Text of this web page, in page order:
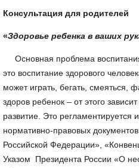
Консультация для родителей
«Здоровье ребенка в ваших
Основная проблема
это воспитание здорового
может играть, бегать, смеяться,
здоров ребенок – от этого
развитие. Это регламентируется
нормативно-правовых
Российской Федерации»,
Указом Президента России «О